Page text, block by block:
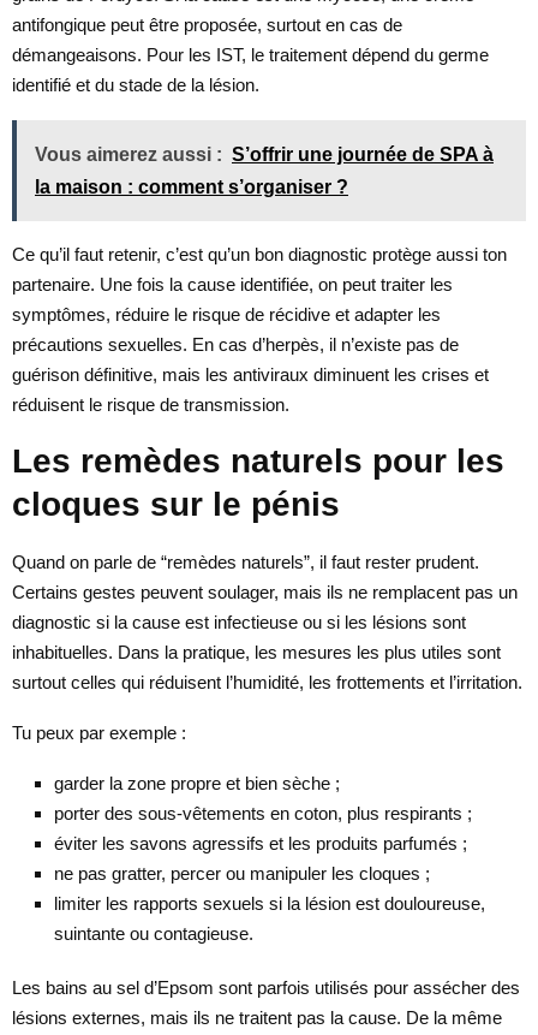
antifongique peut être proposée, surtout en cas de
démangeaisons. Pour les IST, le traitement dépend du germe
identifié et du stade de la lésion.
Vous aimerez aussi : S’offrir une journée de SPA à
la maison : comment s’organiser ?
Ce qu’il faut retenir, c’est qu’un bon diagnostic protège aussi ton
partenaire. Une fois la cause identifiée, on peut traiter les
symptômes, réduire le risque de récidive et adapter les
précautions sexuelles. En cas d’herpès, il n’existe pas de
guérison définitive, mais les antiviraux diminuent les crises et
réduisent le risque de transmission.
Les remèdes naturels pour les
cloques sur le pénis
Quand on parle de “remèdes naturels”, il faut rester prudent.
Certains gestes peuvent soulager, mais ils ne remplacent pas un
diagnostic si la cause est infectieuse ou si les lésions sont
inhabituelles. Dans la pratique, les mesures les plus utiles sont
surtout celles qui réduisent l’humidité, les frottements et l’irritation.
Tu peux par exemple :
garder la zone propre et bien sèche ;
porter des sous-vêtements en coton, plus respirants ;
éviter les savons agressifs et les produits parfumés ;
ne pas gratter, percer ou manipuler les cloques ;
limiter les rapports sexuels si la lésion est douloureuse,
suintante ou contagieuse.
Les bains au sel d’Epsom sont parfois utilisés pour assécher des
lésions externes, mais ils ne traitent pas la cause. De la même